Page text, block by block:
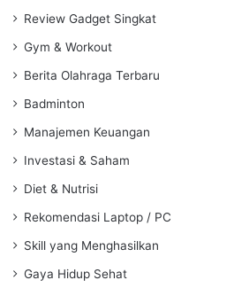
Review Gadget Singkat
Gym & Workout
Berita Olahraga Terbaru
Badminton
Manajemen Keuangan
Investasi & Saham
Diet & Nutrisi
Rekomendasi Laptop / PC
Skill yang Menghasilkan
Gaya Hidup Sehat